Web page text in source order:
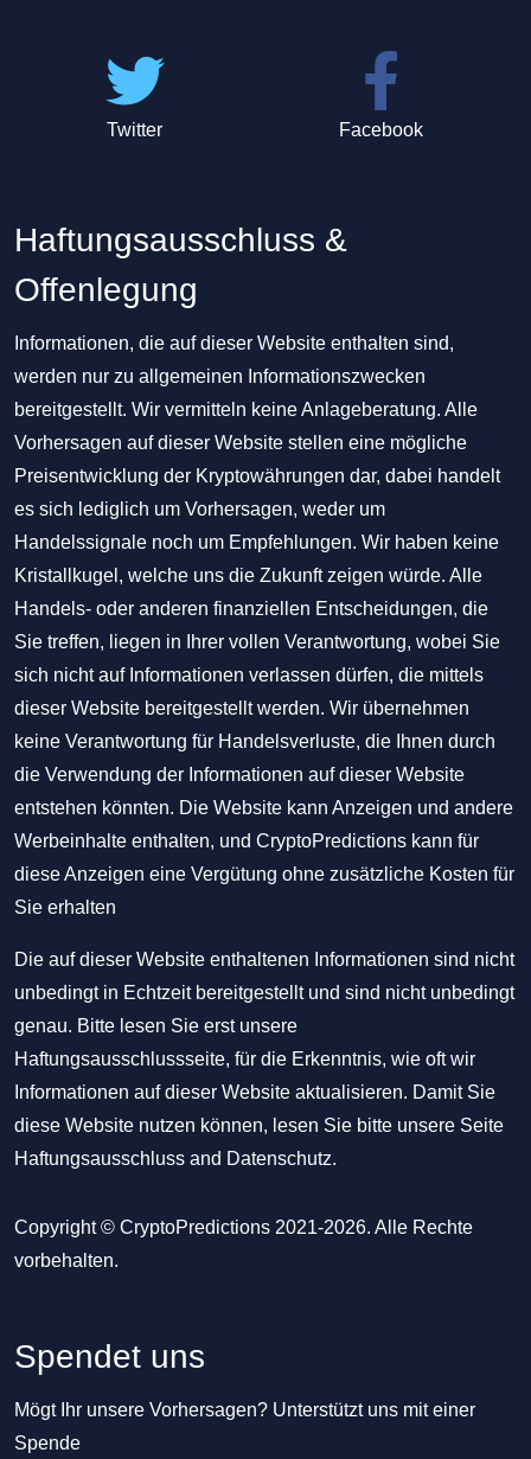
Twitter Facebook
Haftungsausschluss &
Offenlegung
Informationen, die auf dieser Website enthalten sind,
werden nur zu allgemeinen Informationszwecken
bereitgestellt. Wir vermitteln keine Anlageberatung. Alle
Vorhersagen auf dieser Website stellen eine mögliche
Preisentwicklung der Kryptowährungen dar, dabei handelt
es sich lediglich um Vorhersagen, weder um
Handelssignale noch um Empfehlungen. Wir haben keine
Kristallkugel, welche uns die Zukunft zeigen würde. Alle
Handels- oder anderen finanziellen Entscheidungen, die
Sie treffen, liegen in Ihrer vollen Verantwortung, wobei Sie
sich nicht auf Informationen verlassen dürfen, die mittels
dieser Website bereitgestellt werden. Wir übernehmen
keine Verantwortung für Handelsverluste, die Ihnen durch
die Verwendung der Informationen auf dieser Website
entstehen könnten. Die Website kann Anzeigen und andere
Werbeinhalte enthalten, und CryptoPredictions kann für
diese Anzeigen eine Vergütung ohne zusätzliche Kosten für
Sie erhalten
Die auf dieser Website enthaltenen Informationen sind nicht
unbedingt in Echtzeit bereitgestellt und sind nicht unbedingt
genau. Bitte lesen Sie erst unsere
Haftungsausschlussseite, für die Erkenntnis, wie oft wir
Informationen auf dieser Website aktualisieren. Damit Sie
diese Website nutzen können, lesen Sie bitte unsere Seite
Haftungsausschluss and Datenschutz.
Copyright © CryptoPredictions 2021-2026. Alle Rechte
vorbehalten.
Spendet uns
Mögt Ihr unsere Vorhersagen? Unterstützt uns mit einer
Spende